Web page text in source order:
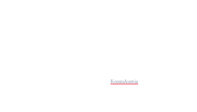
KommAustria